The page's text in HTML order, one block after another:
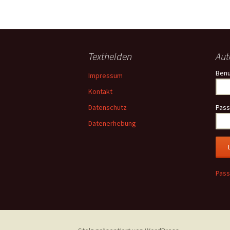
Texthelden
Impressum
Kontakt
Datenschutz
Datenerhebung